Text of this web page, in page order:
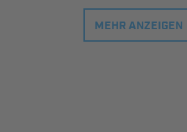
MEHR ANZEIGEN